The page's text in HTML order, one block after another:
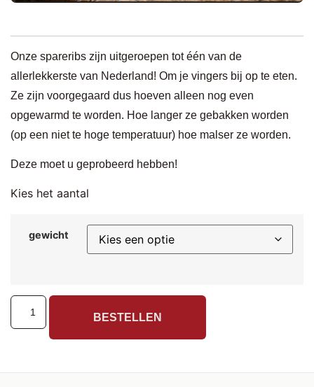
Onze spareribs zijn uitgeroepen tot één van de
allerlekkerste van Nederland! Om je vingers bij op te eten.
Ze zijn voorgegaard dus hoeven alleen nog even
opgewarmd te worden. Hoe langer ze gebakken worden
(op een niet te hoge temperatuur) hoe malser ze worden.
Deze moet u geprobeerd hebben!
Kies het aantal
gewicht
BESTELLEN